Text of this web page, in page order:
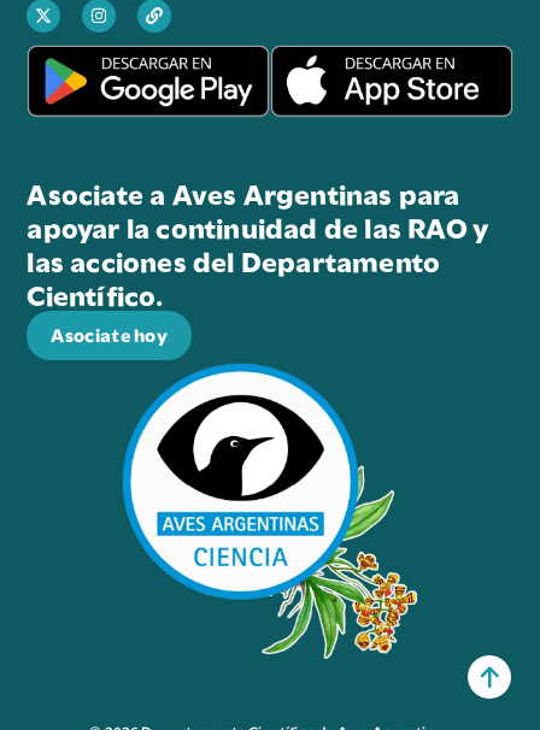
Asociate a Aves Argentinas para
apoyar la continuidad de las RAO y
las acciones del Departamento
Científico.
Asociate hoy